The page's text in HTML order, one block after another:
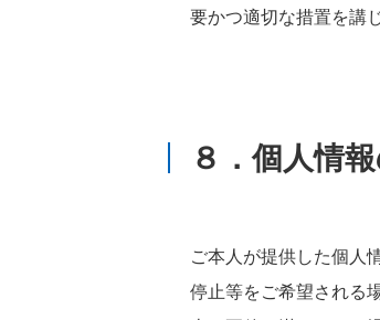
要かつ適切な措置を講
８．個人情
ご本人が提供した個人
停止等をご希望される